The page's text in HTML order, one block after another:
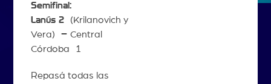
Semifinal:
Lanús 2(Krilanovich y
Vera) – Central
Córdoba 1
Repasá todas las